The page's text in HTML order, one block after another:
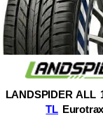
LANDSPIDER ALL
TL